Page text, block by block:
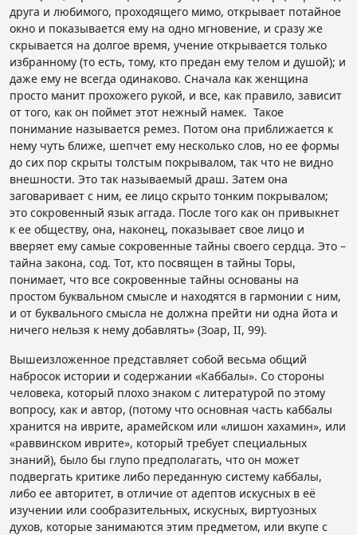
друга и любимого, проходящего мимо, открывает потайное
окно и показывается ему на одно мгновение, и сразу же
скрывается на долгое время, учение открывается только
избранному (то есть, тому, кто предан ему телом и душой); и
даже ему не всегда одинаково. Сначала как женщина
просто манит прохожего рукой, и все, как правило, зависит
от того, как он поймет этот нежный намек. Такое
понимание называется ремез. Потом она приближается к
нему чуть ближе, шепчет ему несколько слов, но ее формы
до сих пор скрыты толстым покрывалом, так что не видно
внешности. Это так называемый драш. Затем она
заговаривает с ним, ее лицо скрыто тонким покрывалом;
это сокровенный язык аггада. После того как он привыкнет
к ее обществу, она, наконец, показывает свое лицо и
вверяет ему самые сокровенные тайны своего сердца. Это –
тайна закона, сод. Тот, кто посвящен в тайны Торы,
понимает, что все сокровенные тайны основаны на
простом буквальном смысле и находятся в гармонии с ним,
и от буквального смысла не должна прейти ни одна йота и
ничего нельзя к нему добавлять» (Зоар, II, 99).
Вышеизложенное представляет собой весьма общий
набросок истории и содержании «Каббалы». Со стороны
человека, который плохо знаком с литературой по этому
вопросу, как и автор, (потому что основная часть каббалы
хранится на иврите, арамейском или «лишон хахамин», или
«раввинском иврите», который требует специальных
знаний), было бы глупо предполагать, что он может
подвергать критике либо переданную систему каббалы,
либо ее авторитет, в отличие от адептов искусных в её
изучении или сообразительных, искусных, виртуозных
духов, которые занимаются этим предметом, или вкупе с